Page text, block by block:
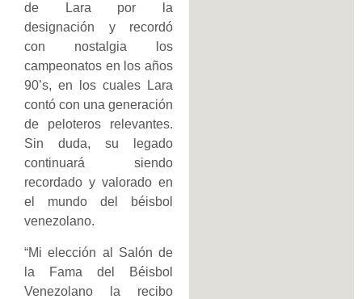
de Lara por la
designación y recordó
con nostalgia los
campeonatos en los años
90’s, en los cuales Lara
contó con una generación
de peloteros relevantes.
Sin duda, su legado
continuará siendo
recordado y valorado en
el mundo del béisbol
venezolano.
“Mi elección al Salón de
la Fama del Béisbol
Venezolano la recibo